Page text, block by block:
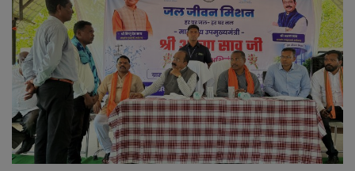
लाइफ स्टाइल
जोक्स
सोशल मीडिया
Gallery